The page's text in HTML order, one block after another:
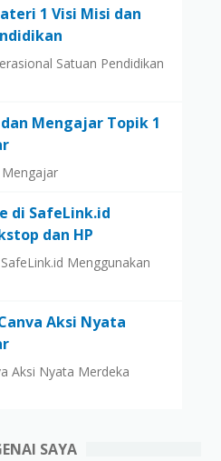
1 Visi Misi dan
Satuan Pendidikan
Mengajar Topik 1
di SafeLink.id
dan HP
Menggunakan
Aksi Nyata
Aksi Nyata Merdeka
SAYA